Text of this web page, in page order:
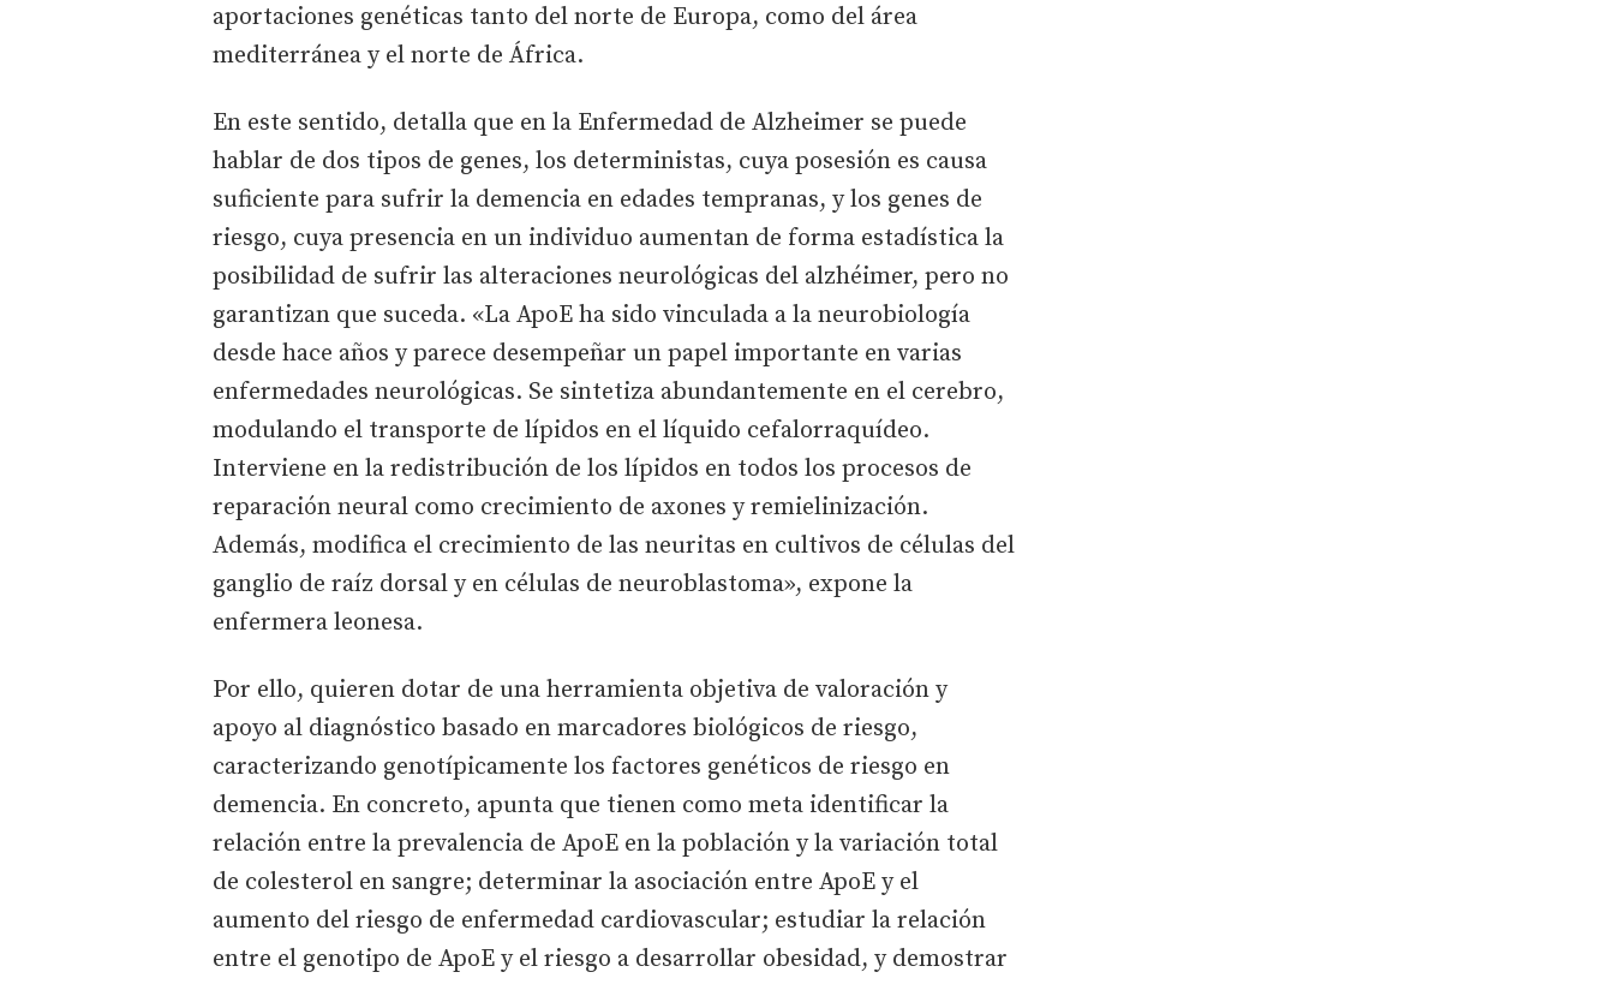
aportaciones genéticas tanto del norte de Europa, como del área
mediterránea y el norte de África.
En este sentido, detalla que en la Enfermedad de Alzheimer se puede
hablar de dos tipos de genes, los deterministas, cuya posesión es causa
suficiente para sufrir la demencia en edades tempranas, y los genes de
riesgo, cuya presencia en un individuo aumentan de forma estadística la
posibilidad de sufrir las alteraciones neurológicas del alzhéimer, pero no
garantizan que suceda. «La ApoE ha sido vinculada a la neurobiología
desde hace años y parece desempeñar un papel importante en varias
enfermedades neurológicas. Se sintetiza abundantemente en el cerebro,
modulando el transporte de lípidos en el líquido cefalorraquídeo.
Interviene en la redistribución de los lípidos en todos los procesos de
reparación neural como crecimiento de axones y remielinización.
Además, modifica el crecimiento de las neuritas en cultivos de células del
ganglio de raíz dorsal y en células de neuroblastoma», expone la
enfermera leonesa.
Por ello, quieren dotar de una herramienta objetiva de valoración y
apoyo al diagnóstico basado en marcadores biológicos de riesgo,
caracterizando genotípicamente los factores genéticos de riesgo en
demencia. En concreto, apunta que tienen como meta identificar la
relación entre la prevalencia de ApoE en la población y la variación total
de colesterol en sangre; determinar la asociación entre ApoE y el
aumento del riesgo de enfermedad cardiovascular; estudiar la relación
entre el genotipo de ApoE y el riesgo a desarrollar obesidad, y demostrar